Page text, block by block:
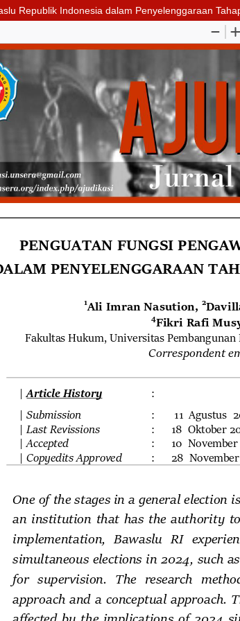
Republik Indonesia dalam Penyelenggaraan